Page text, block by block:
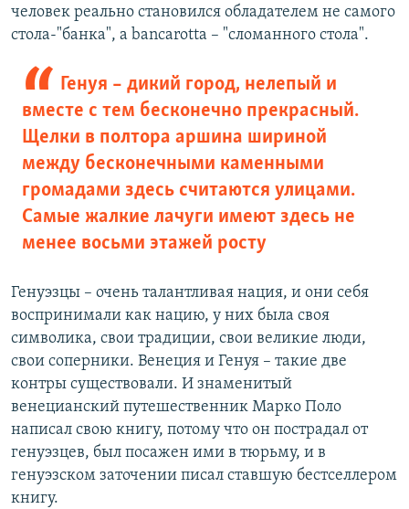
человек реально становился обладателем не самого
стола-"банка", а bancarotta – "сломанного стола".
Генуя – дикий город, нелепый и
вместе с тем бесконечно прекрасный.
Щелки в полтора аршина шириной
между бесконечными каменными
громадами здесь считаются улицами.
Самые жалкие лачуги имеют здесь не
менее восьми этажей росту
Генуэзцы – очень талантливая нация, и они себя
воспринимали как нацию, у них была своя
символика, свои традиции, свои великие люди,
свои соперники. Венеция и Генуя – такие две
контры существовали. И знаменитый
венецианский путешественник Марко Поло
написал свою книгу, потому что он пострадал от
генуэзцев, был посажен ими в тюрьму, и в
генуэзском заточении писал ставшую бестселлером
книгу.